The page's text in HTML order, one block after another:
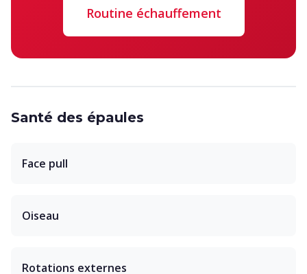
Routine échauffement
Santé des épaules
Face pull
Oiseau
Rotations externes